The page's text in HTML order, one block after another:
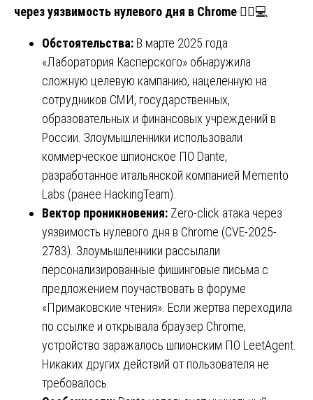
через уязвимость нулевого дня в Chrome 🕵️‍♂️💻
Обстоятельства: В марте 2025 года
«Лаборатория Касперского» обнаружила
сложную целевую кампанию, нацеленную на
сотрудников СМИ, государственных,
образовательных и финансовых учреждений в
России. Злоумышленники использовали
коммерческое шпионское ПО Dante,
разработанное итальянской компанией Memento
Labs (ранее HackingTeam).
Вектор проникновения: Zero-click атака через
уязвимость нулевого дня в Chrome (CVE-2025-
2783). Злоумышленники рассылали
персонализированные фишинговые письма с
предложением поучаствовать в форуме
«Примаковские чтения». Если жертва переходила
по ссылке и открывала браузер Chrome,
устройство заражалось шпионским ПО LeetAgent.
Никаких других действий от пользователя не
требовалось.